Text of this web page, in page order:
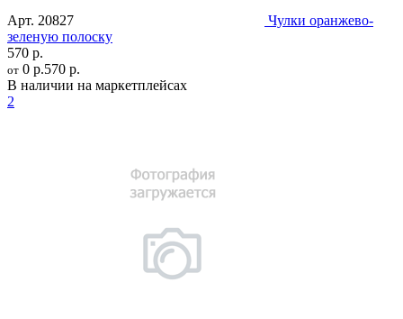
Арт. 20827
Чулки оранжево-
зеленую полоску
570 р.
от 0 р.570 р.
В наличии на маркетплейсах
2